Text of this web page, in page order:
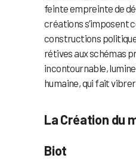
feinte empreinte de
créations s’imposent
constructions
rétives aux schémas
incontournable,
humaine, qui fait
La Création du
Biot